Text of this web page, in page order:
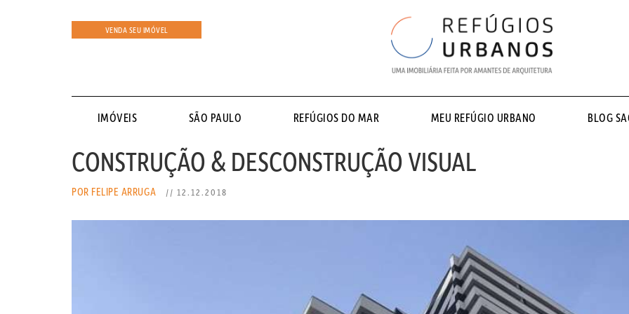
VENDA SEU IMÓVEL
IMÓVEIS SÃO PAULO REFÚGIOS DO MAR MEU REFÚGIO URBANO BLOG
CONSTRUÇÃO & DESCONSTRUÇÃO VISUAL
POR FELIPE ARRUGA // 12.12.2018